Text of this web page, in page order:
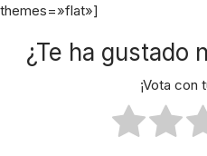
themes=»flat»]
¿Te ha gustado
¡Vota con